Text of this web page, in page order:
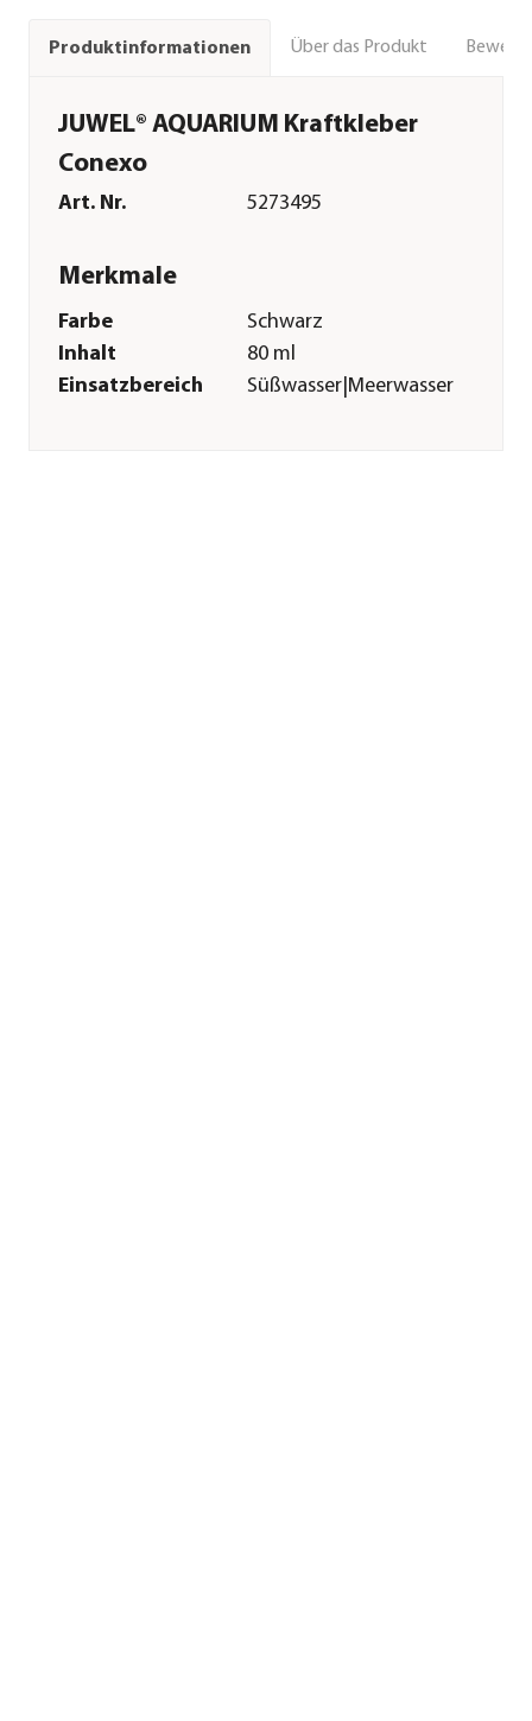
Produktinformationen Über das Produkt
JUWEL® AQUARIUM Kraftkleber
Conexo
Art. Nr. 5273495
Merkmale
Farbe
Schwarz
Inhalt
80 ml
Einsatzbereich
Süßwasser|Meerwasser